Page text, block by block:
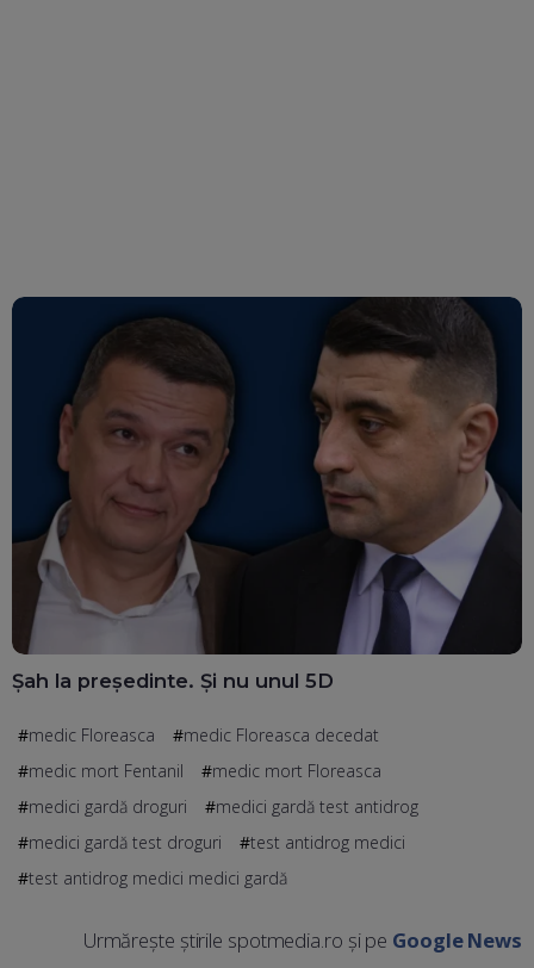
Șah la președinte. Și nu unul 5D
medic Floreasca
medic Floreasca decedat
medic mort Fentanil
medic mort Floreasca
medici gardă droguri
medici gardă test antidrog
medici gardă test droguri
test antidrog medici
test antidrog medici medici gardă
Urmărește știrile spotmedia.ro și pe Google News